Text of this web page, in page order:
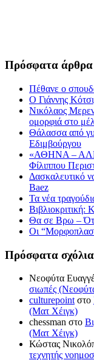
Πρόσφατα άρθρα
Πέθανε ο
Ο Γιάννης
Νικόλαος
ομορφιά στο
Θάλασσα από
Εδιμβούργου
«ΑΘΗΝΑ –
Φίλιππου
Δασκαλευτικό
Baez
Τα νέα
Θα σε Βρω –
Οι
Πρόσφατα σχόλια
Νεοφύτα
σιωπές
culturepointστο
(Ματ Χέιγκ)
chessman στο
(Ματ Χέιγκ)
Κώστας
τεχνητής